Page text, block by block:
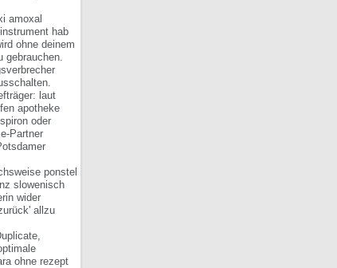
amoxal
hab
ohne deinem
gebrauchen.
laut
apotheke
oder
Partner
ponstel
slowenisch
wider
allzu
ohne rezept